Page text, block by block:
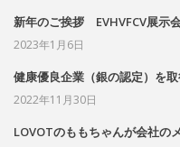
新年のご挨拶 EVHVFCV展示
2023年1月6日
健康優良企業（銀の認定）を
2022年11月30日
LOVOTのももちゃんが会社の